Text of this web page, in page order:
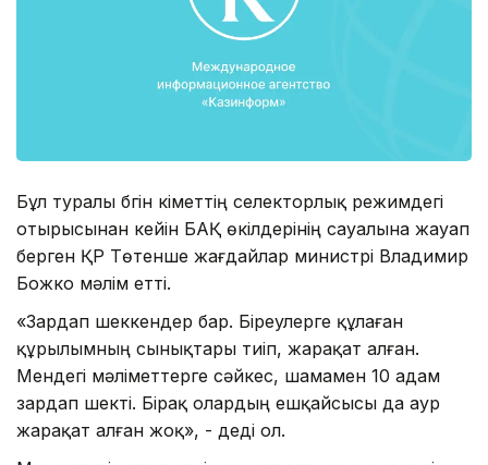
Бұл туралы бүгін үкіметтің селекторлық режимдегі
отырысынан кейін БАҚ өкілдерінің сауалына жауап
берген ҚР Төтенше жағдайлар министрі Владимир
Божко мәлім етті.
«Зардап шеккендер бар. Біреулерге құлаған
құрылымның сынықтары тиіп, жарақат алған.
Мендегі мәліметтерге сәйкес, шамамен 10 адам
зардап шекті. Бірақ олардың ешқайсысы да аур
жарақат алған жоқ», - деді ол.